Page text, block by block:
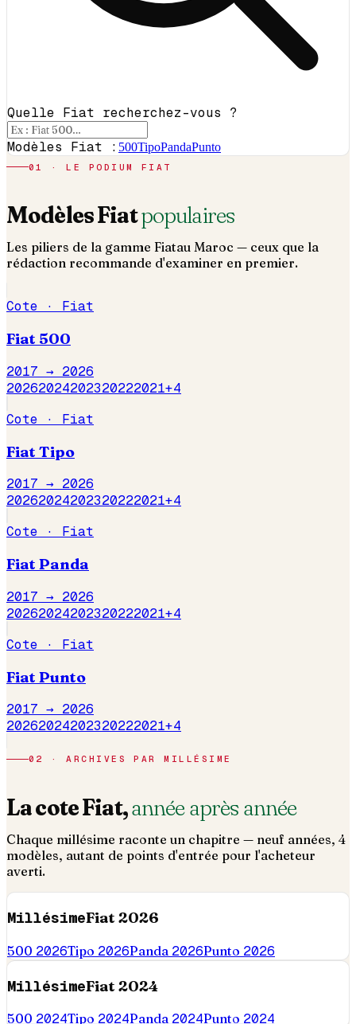
Quelle Fiat recherchez-vous ?
Modèles Fiat : 500TipoPandaPunto
01 · LE PODIUM FIAT
ModèlesFiatpopulaires
Les piliers de la gamme Fiatau Maroc — ceux que la
rédaction recommande d'examiner en premier.
Cote · Fiat
Fiat 500
2017 → 2026
20262024202320222021+4
Cote · Fiat
Fiat Tipo
2017 → 2026
20262024202320222021+4
Cote · Fiat
Fiat Panda
2017 → 2026
20262024202320222021+4
Cote · Fiat
Fiat Punto
2017 → 2026
20262024202320222021+4
02 · ARCHIVES PAR MILLÉSIME
La coteFiat,année après année
Chaque millésime raconte un chapitre — neuf années, 4
modèles, autant de points d'entrée pour l'acheteur
averti.
MillésimeFiat 2026
500 2026Tipo 2026Panda 2026Punto 2026
MillésimeFiat 2024
500 2024Tipo 2024Panda 2024Punto 2024